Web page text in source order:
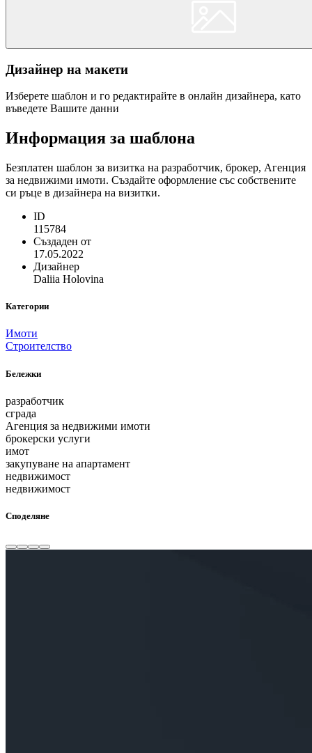
Дизайнер на макети
Изберете шаблон и го редактирайте в онлайн дизайнера, като
въведете Вашите данни
Информация за шаблона
Безплатен шаблон за визитка на разработчик, брокер, Агенция
за недвижими имоти. Създайте оформление със собствените
си ръце в дизайнера на визитки.
ID
115784
Създаден от
17.05.2022
Дизайнер
Daliia Holovina
Категории
Имоти
Строителство
Бележки
разработчик
сграда
Агенция за недвижими имоти
брокерски услуги
имот
закупуване на апартамент
недвижимост
недвижимост
Споделяне